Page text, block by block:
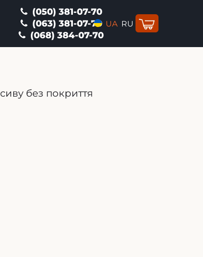
(050) 381-07-70
(063) 381-07-70
(068) 384-07-70
UA RU
без покриття